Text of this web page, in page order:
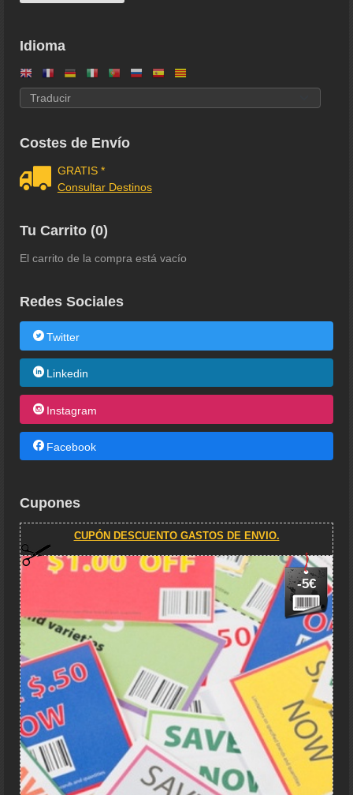
Idioma
Costes de Envío
GRATIS *
Consultar Destinos
Tu Carrito (0)
El carrito de la compra está vacío
Redes Sociales
Twitter
Linkedin
Instagram
Facebook
Cupones
CUPÓN DESCUENTO GASTOS DE ENVIO.
-5€